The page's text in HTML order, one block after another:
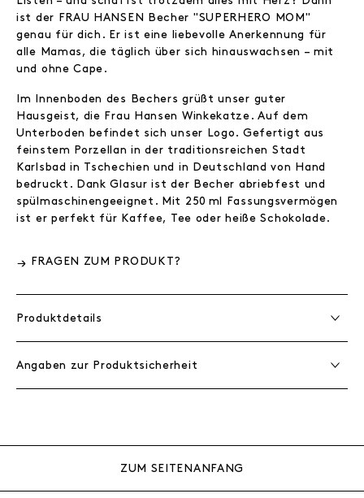
ist der FRAU HANSEN Becher "SUPERHERO MOM"
genau für dich. Er ist eine liebevolle Anerkennung für
alle Mamas, die täglich über sich hinauswachsen – mit
und ohne Cape.
Im Innenboden des Bechers grüßt unser guter
Hausgeist, die Frau Hansen Winkekatze. Auf dem
Unterboden befindet sich unser Logo. Gefertigt aus
feinstem Porzellan in der traditionsreichen Stadt
Karlsbad in Tschechien und in Deutschland von Hand
bedruckt. Dank Glasur ist der Becher abriebfest und
spülmaschinengeeignet. Mit 250 ml Fassungsvermögen
ist er perfekt für Kaffee, Tee oder heiße Schokolade.
FRAGEN ZUM PRODUKT?
Produktdetails
Angaben zur Produktsicherheit
ZUM SEITENANFANG